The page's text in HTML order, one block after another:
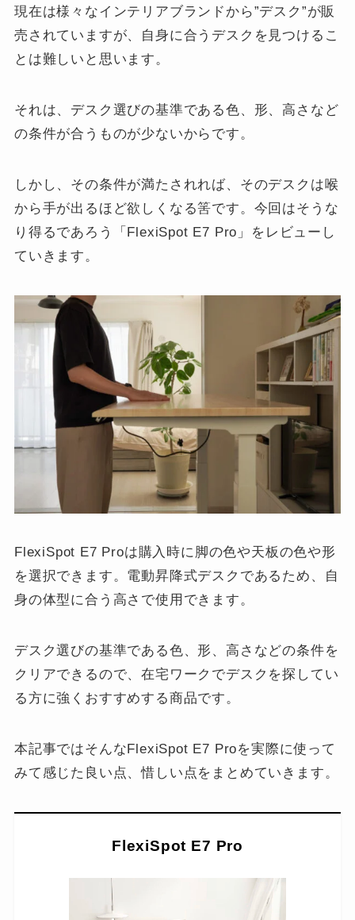
現在は様々なインテリアブランドから”デスク”が販
売されていますが、自身に合うデスクを見つけるこ
とは難しいと思います。
それは、デスク選びの基準である色、形、高さなど
の条件が合うものが少ないからです。
しかし、その条件が満たされれば、そのデスクは喉
から手が出るほど欲しくなる筈です。今回はそうな
り得るであろう「FlexiSpot E7 Pro」をレビューし
ていきます。
FlexiSpot E7 Proは購入時に脚の色や天板の色や形
を選択できます。電動昇降式デスクであるため、自
身の体型に合う高さで使用できます。
デスク選びの基準である色、形、高さなどの条件を
クリアできるので、在宅ワークでデスクを探してい
る方に強くおすすめする商品です。
本記事ではそんなFlexiSpot E7 Proを実際に使って
みて感じた良い点、惜しい点をまとめていきます。
FlexiSpot E7 Pro